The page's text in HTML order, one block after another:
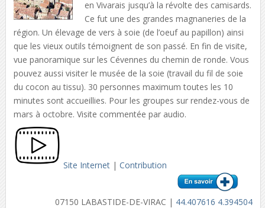
en Vivarais jusqu’à la révolte des camisards.
Ce fut une des grandes magnaneries de la
région. Un élevage de vers à soie (de l’oeuf au papillon) ainsi
que les vieux outils témoignent de son passé. En fin de visite,
vue panoramique sur les Cévennes du chemin de ronde. Vous
pouvez aussi visiter le musée de la soie (travail du fil de soie
du cocon au tissu). 30 personnes maximum toutes les 10
minutes sont accueillies. Pour les groupes sur rendez-vous de
mars à octobre. Visite commentée par audio.
Site Internet| Contribution
07150 LABASTIDE-DE-VIRAC | 44.407616 4.394504